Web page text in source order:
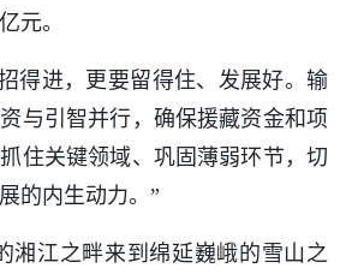
元。
进，更要留得住、发展好。输
与引智并行，确保援藏资金和项
住关键领域、巩固薄弱环节，切
的内生动力。”
江之畔来到绵延巍峨的雪山之